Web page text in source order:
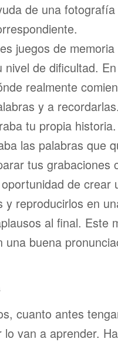
de una
juegos de
nivel de dificultad.
realmente
y a
tu propia
las palabras que
tus grabaciones
de crear
reproducirlos en
al final. Este
una buena
cuanto antes
lo van a aprender.